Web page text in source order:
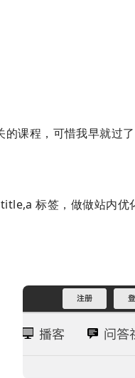
课程，可惜我早就过
标签，做做站内优